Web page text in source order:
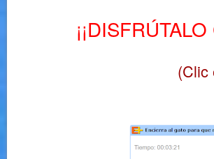
(Clic